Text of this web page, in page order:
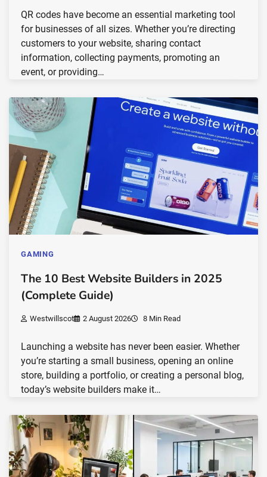
QR codes have become an essential marketing tool
for businesses of all sizes. Whether you’re directing
customers to your website, sharing contact
information, collecting payments, promoting an
event, or providing…
GAMING
The 10 Best Website Builders in 2025
(Complete Guide)
Westwillscot 2 August 2026 8 Min Read
Launching a website has never been easier. Whether
you’re starting a small business, opening an online
store, building a portfolio, or creating a personal blog,
today’s website builders make it…